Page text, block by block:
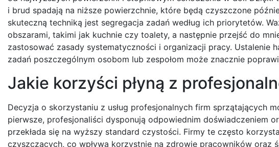
i brud spadają na niższe powierzchnie, które będą czyszczone
skuteczną techniką jest segregacja zadań według ich priorytetów.
obszarami, takimi jak kuchnie czy toalety, a następnie przejść do
zastosować zasady systematyczności i organizacji pracy. Ustalenie
zadań poszczególnym osobom lub zespołom może znacznie
Jakie korzyści płyną z
Decyzja o skorzystaniu z usług profesjonalnych firm sprzątających
pierwsze, profesjonaliści dysponują odpowiednim doświadczeniem
przekłada się na wyższy standard czystości. Firmy te często
czyszczących, co wpływa korzystnie na zdrowie pracowników oraz